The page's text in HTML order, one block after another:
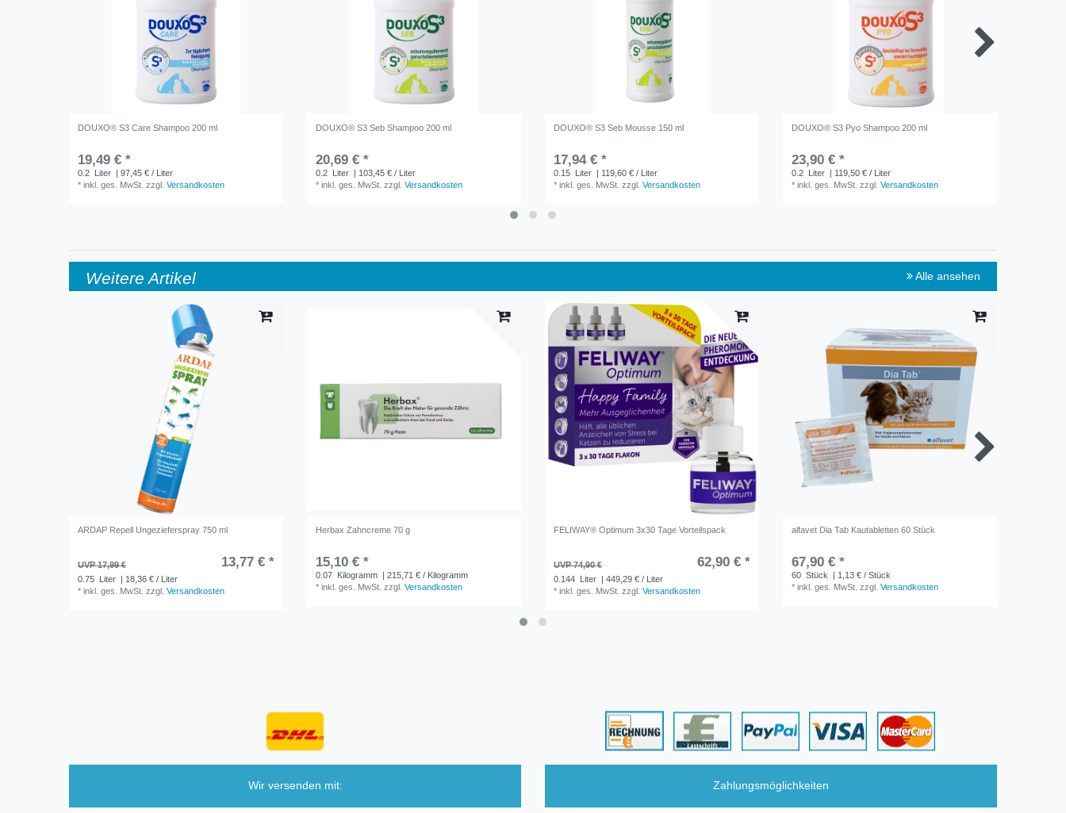
DOUXO® S3 Care Shampoo 200 ml
19,49 € *
0.2 Liter | 97,45 € / Liter
*inkl. ges. MwSt. zzgl.Versandkosten
DOUXO® S3 Seb Shampoo 200 ml
20,69 € *
0.2 Liter | 103,45 € / Liter
*inkl. ges. MwSt. zzgl.Versandkosten
DOUXO® S3 Seb Mousse 150 ml
17,94 € *
0.15 Liter | 119,60 € / Liter
*inkl. ges. MwSt. zzgl.Versandkosten
DOUXO® S3 Pyo Shampoo 200 ml
23,90 € *
0.2 Liter | 119,50 € / Liter
*inkl. ges. MwSt. zzgl.Versandkosten
Weitere Artikel Alle ansehen
ARDAP Repell Ungezieferspray 750 ml
UVP 17,99 € 13,77 € *
0.75 Liter
| 18,36 € / Liter
*inkl. ges. MwSt. zzgl.Versandkosten
Herbax Zahncreme 70 g
15,10 € *
0.07 Kilogramm
| 215,71 € / Kilogramm
*inkl. ges. MwSt. zzgl.Versandkosten
FELIWAY® Optimum 3x30 Tage Vorteilspack
UVP 74,90 € 62,90 € *
0.144 Liter
| 449,29 € / Liter
*inkl. ges. MwSt. zzgl.Versandkosten
alfavet Dia Tab Kautabletten 60 Stück
67,90 € *
60 Stück
| 1,13 € / Stück
*inkl. ges. MwSt. zzgl.Versandkosten
Wir versenden mit: Zahlungsmöglichkeiten